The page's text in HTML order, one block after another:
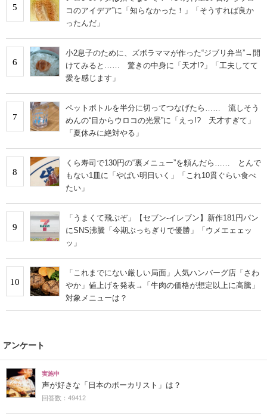
5
コのアイデア”に「知らなかった！」「そうすれば良か
ったんだ」
6
小2息子のために、ズボラママが作った“ジブリ弁当”→開
けてみると…… 驚きの中身に「天才!?」「工夫してて
愛を感じます」
7
ペットボトルを半分に切ってつなげたら…… 流しそう
めんの“目からウロコの光景”に「えっ!? 天才すぎて」
「夏休みに絶対やる」
8
くら寿司で130円の“裏メニュー”を頼んだら…… とんで
もない1皿に「やばい明日いく」「これ10貫ぐらい食べ
たい」
9
「うまくて飛ぶぞ」【セブン‐イレブン】新作181円パン
にSNS沸騰「今期ぶっちぎりで優勝」「ウメエェェッ
ッ」
10
「これまでにない厳しい局面」人気ハンバーグ店「さわ
やか」値上げを発表→「牛肉の価格が想定以上に高騰」
対象メニューは？
アンケート
実施中
声が好きな「日本のボーカリスト」は？
回答数：49412